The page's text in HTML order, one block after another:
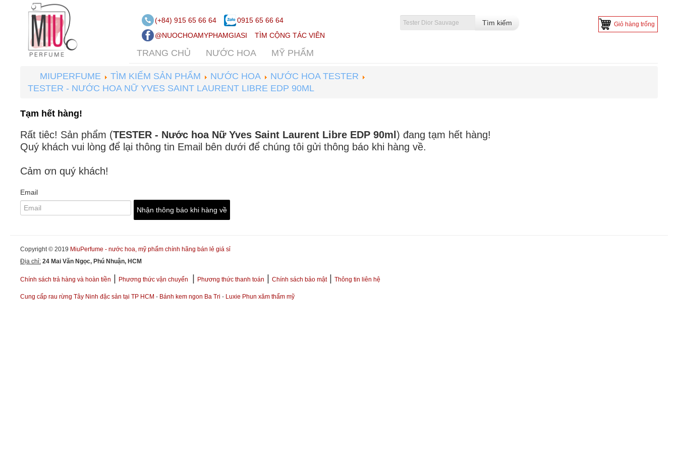
(+84) 915 65 66 64
0915 65 66 64
@NUOCHOAMYPHAMGIASI
TÌM CỘNG TÁC VIÊN
Giỏ hàng trống
TRANG CHỦ NƯỚC HOA MỸ PHẨM
MIUPERFUME TÌM KIẾM SẢN PHẨM NƯỚC HOA
NƯỚC HOA TESTER
TESTER - NƯỚC HOA NỮ YVES SAINT LAURENT LIBRE EDP 90ML
Tạm hết hàng!
Rất tiêc! Sản phẩm (TESTER - Nước hoa Nữ Yves Saint Laurent Libre EDP 90ml ) đang tạm hết hàng!
Quý khách vui lòng để lại thông tin Email bên dưới để chúng tôi gửi thông báo khi hàng về.
Cảm ơn quý khách!
Email
Copyright © 2019 MiuPerfume - nước hoa, mỹ phẩm chính hãng bán lẻ giá sỉ
Địa chỉ: 24 Mai Văn Ngọc, Phú Nhuận, HCM
Chính sách trả hàng và hoàn tiền Phương thức vận chuyển Phương thức thanh toán Chính sách bảo mật| Thông tin liên hệ
Cung cấp rau rừng Tây Ninh đặc sản tại TP HCM - Bánh kem ngon Ba Tri - Luxie Phun xăm thẩm mỹ